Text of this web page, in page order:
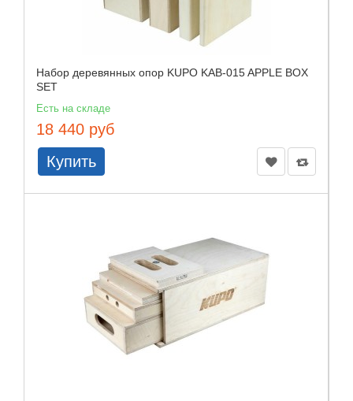
Набор деревянных опор KUPO KAB-015 APPLE BOX
SET
Есть на складе
18 440 руб
Купить